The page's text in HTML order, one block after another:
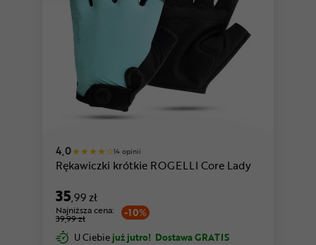
czarny
4,0 14 opinii
Rękawiczki krótkie ROGELLI Core Lady
35,99 zł
-10%
Najniższa cena:
39,99 zł
U Ciebie już jutro! Dostawa GRATIS